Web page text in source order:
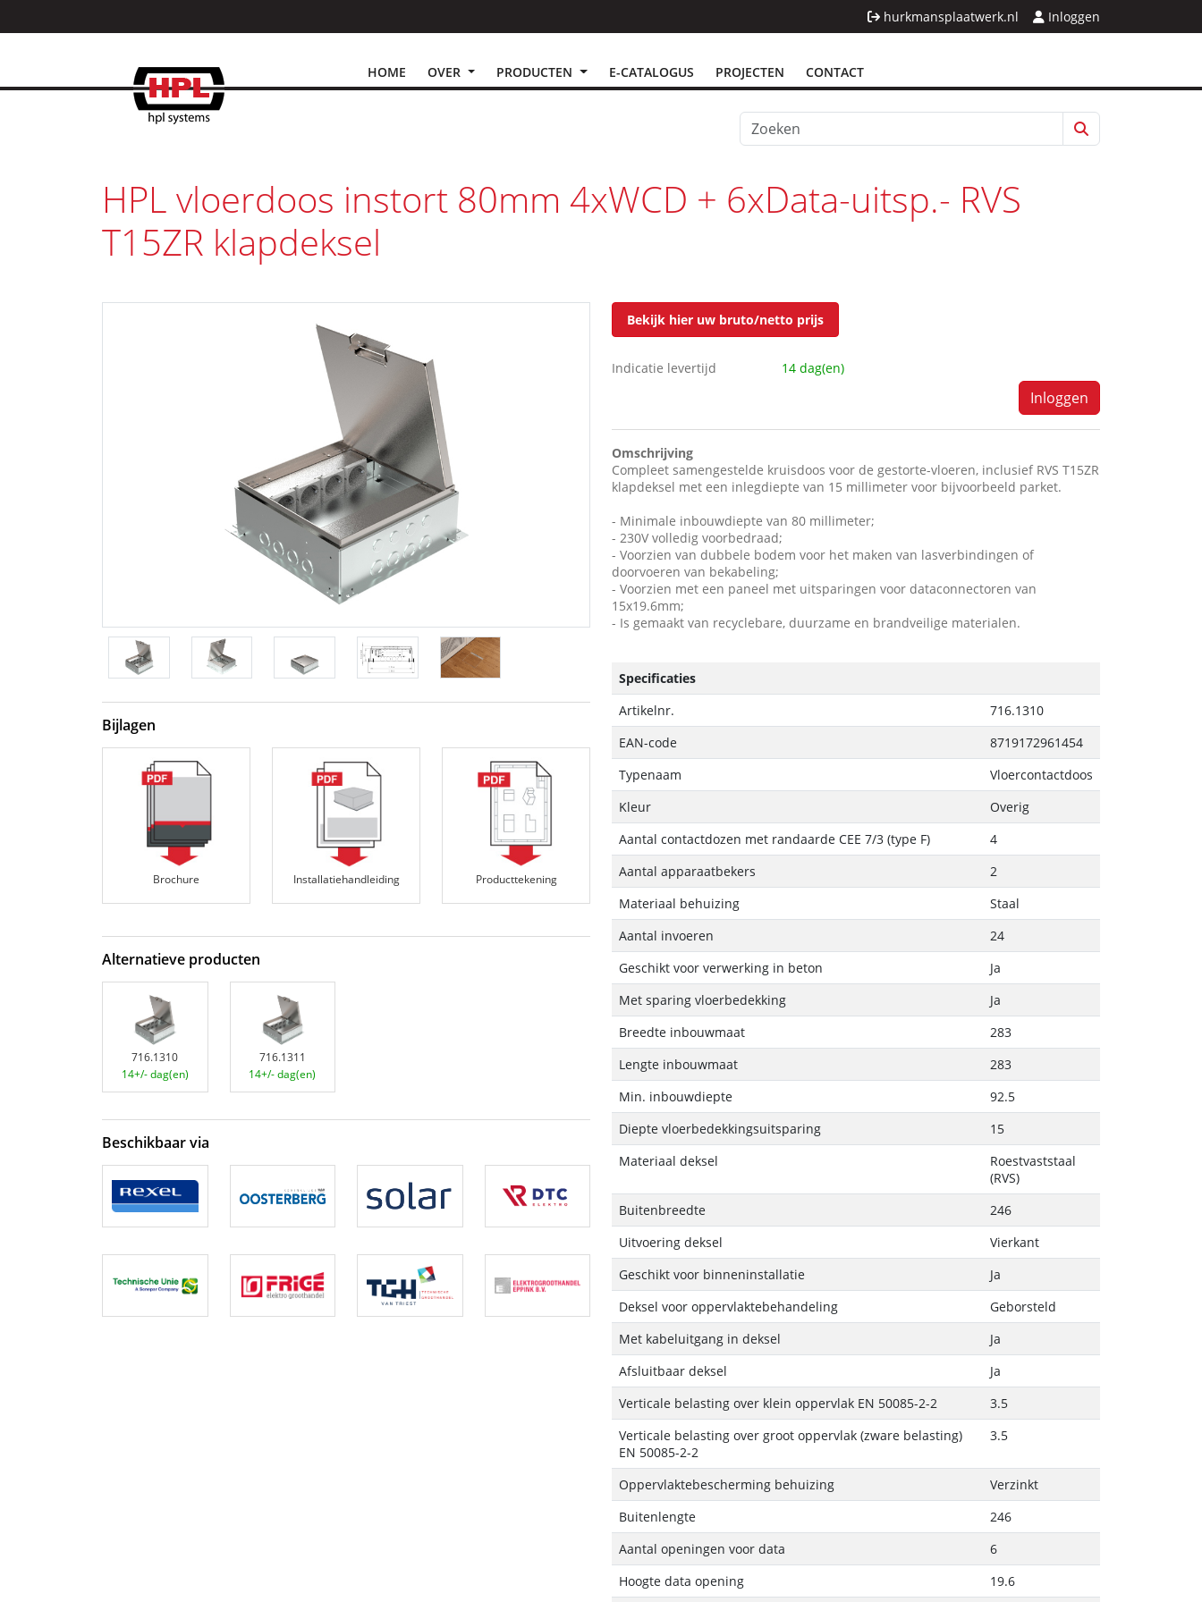
hurkmansplaatwerk.nl Inloggen
HOME OVER PRODUCTEN E-CATALOGUS PROJECTEN CONTACT
HPL vloerdoos instort 80mm 4xWCD + 6xData-uitsp.- RVS
T15ZR klapdeksel
Bekijk hier uw bruto/netto prijs
Indicatie levertijd 14 dag(en)
Inloggen
Omschrijving
Compleet samengestelde kruisdoos voor de gestorte-vloeren, inclusief RVS T15ZR
klapdeksel met een inlegdiepte van 15 millimeter voor bijvoorbeeld parket.
- Minimale inbouwdiepte van 80 millimeter;
- 230V volledig voorbedraad;
- Voorzien van dubbele bodem voor het maken van lasverbindingen of
doorvoeren van bekabeling;
- Voorzien met een paneel met uitsparingen voor dataconnectoren van
15x19.6mm;
- Is gemaakt van recyclebare, duurzame en brandveilige materialen.
Specificaties
Artikelnr.
716.1310
EAN-code
8719172961454
Typenaam
Vloercontactdoos
Kleur
Overig
Aantal contactdozen met randaarde CEE 7/3 (type F)
4
Aantal apparaatbekers
2
Materiaal behuizing
Staal
Aantal invoeren
24
Geschikt voor verwerking in beton
Ja
Met sparing vloerbedekking
Ja
Breedte inbouwmaat
283
Lengte inbouwmaat
283
Min. inbouwdiepte
92.5
Diepte vloerbedekkingsuitsparing
15
Materiaal deksel
Roestvaststaal
(RVS)
Buitenbreedte
246
Uitvoering deksel
Vierkant
Geschikt voor binneninstallatie
Ja
Deksel voor oppervlaktebehandeling
Geborsteld
Met kabeluitgang in deksel
Ja
Afsluitbaar deksel
Ja
Verticale belasting over klein oppervlak EN 50085-2-2
3.5
Verticale belasting over groot oppervlak (zware belasting)
EN 50085-2-2
3.5
Oppervlaktebescherming behuizing
Verzinkt
Buitenlengte
246
Aantal openingen voor data
6
Hoogte data opening
19.6
Bijlagen
Brochure Installatiehandleiding Producttekening
Alternatieve producten
716.1310
14+/- dag(en)
716.1311
14+/- dag(en)
Beschikbaar via